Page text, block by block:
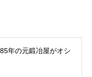
年の元鍛冶屋がオシ